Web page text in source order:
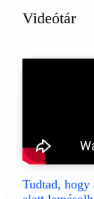
Videótár
Tudtad, hogy